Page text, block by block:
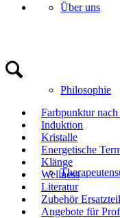
Über uns
Philosophie
Farbpunktur
Induktion
Kristalle
Energetische
Klänge
Wellness
Literatur
Zubehör
Angebote für